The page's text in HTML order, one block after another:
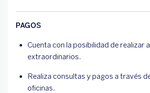
PAGOS
Cuenta con la posibilidad de realizar
extraordinarios.
Realiza consultas y pagos a través
oficinas.